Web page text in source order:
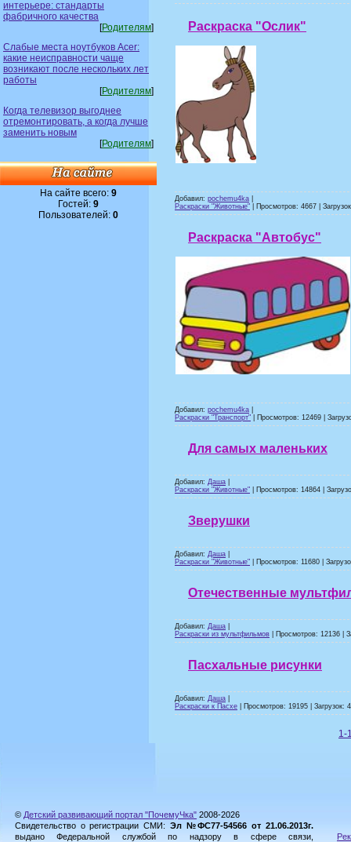
интерьере: стандарты
фабричного качества
[Родителям]
Слабые места ноутбуков Acer:
какие неисправности чаще
возникают после нескольких лет
работы
[Родителям]
Когда телевизор выгоднее
отремонтировать, а когда лучше
заменить новым
[Родителям]
На сайте всего: 9
Гостей: 9
Пользователей: 0
Раскраска "Ослик"
Добавил: pochemu4ka
Раскраски "Животные" | Просмотров: 4667 |
Раскраска "Автобус"
Добавил: pochemu4ka
Раскраски "Транспорт" | Просмотров: 12469 |
Для самых маленьких
Добавил: Даша
Раскраски "Животные" | Просмотров: 14864 |
Зверушки
Добавил: Даша
Раскраски "Животные" | Просмотров: 11680 |
Отечественные
Добавил: Даша
Раскраски из мультфильмов | Просмотров: 12136 |
Пасхальные рисунки
Добавил: Даша
Раскраски к Пасхе | Просмотров: 19195 | Загрузок:
1-
© Детский развивающий портал "ПочемуЧка" 2008-2026
Свидетельство о регистрации СМИ: Эл №ФС77-54566 от 21.06.2013г.
выдано Федеральной службой по надзору в сфере связи,